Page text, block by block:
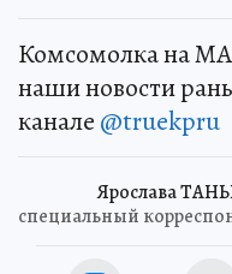
Комсомолка на
наши новости
канале @truekpru
Ярослава
специальный